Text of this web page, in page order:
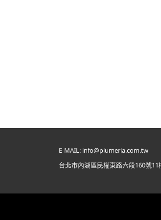
E-MAIL: info@plumeria.com.tw
台北市內湖區民權東路六段160號11